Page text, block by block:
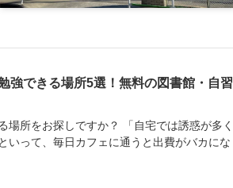
強できる場所5選！無料の図書館・自習
場所をお探しですか？ 「自宅では誘惑が多く
いって、毎日カフェに通うと出費がバカにな